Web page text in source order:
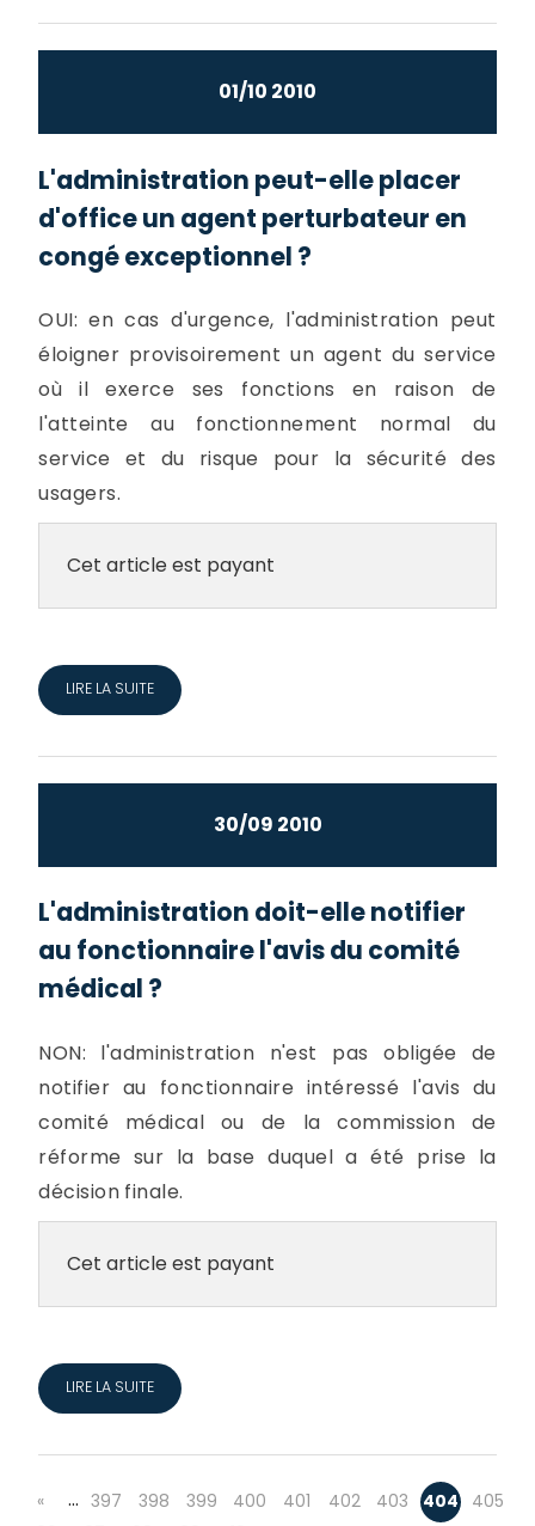
01/10 2010
L'administration peut-elle placer
d'office un agent perturbateur en
congé exceptionnel ?
OUI: en cas d'urgence, l'administration peut
éloigner provisoirement un agent du service
où il exerce ses fonctions en raison de
l'atteinte au fonctionnement normal du
service et du risque pour la sécurité des
usagers.
Cet article est payant
LIRE LA SUITE
30/09 2010
L'administration doit-elle notifier
au fonctionnaire l'avis du comité
médical ?
NON: l'administration n'est pas obligée de
notifier au fonctionnaire intéressé l'avis du
comité médical ou de la commission de
réforme sur la base duquel a été prise la
décision finale.
Cet article est payant
LIRE LA SUITE
« … 397 398 399 400 401 402 403 404
405